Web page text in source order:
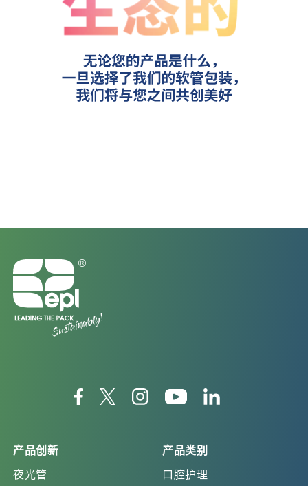
产品创新
夜光管
产品类别
口腔护理